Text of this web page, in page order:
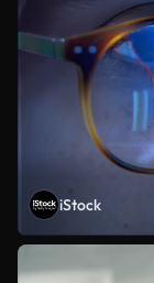
iStock